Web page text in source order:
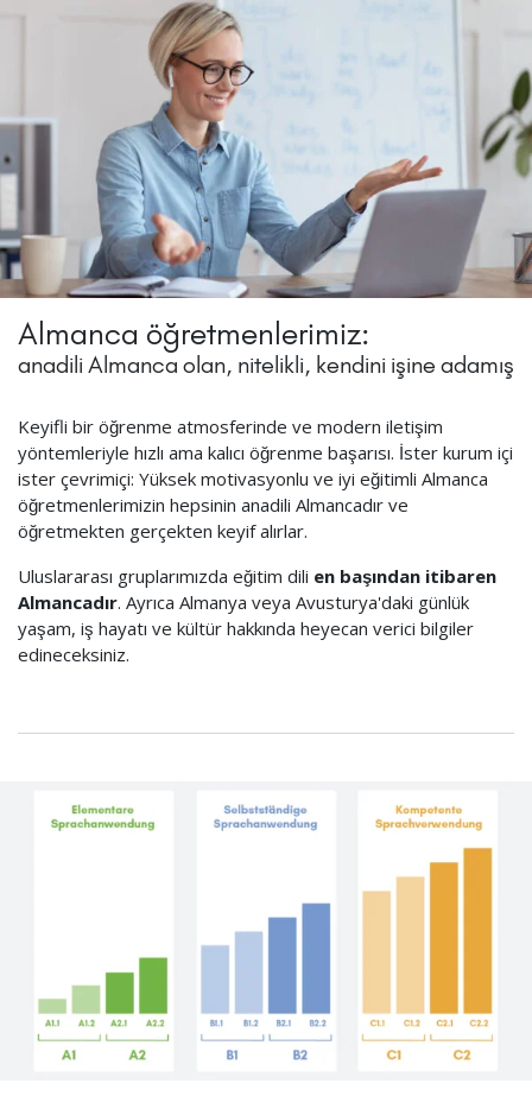
Almanca öğretmenlerimiz:
anadili Almanca olan, nitelikli, kendini işine adamış
Keyifli bir öğrenme atmosferinde ve modern iletişim
yöntemleriyle hızlı ama kalıcı öğrenme başarısı. İster kurum içi
ister çevrimiçi: Yüksek motivasyonlu ve iyi eğitimli Almanca
öğretmenlerimizin hepsinin anadili Almancadır ve
öğretmekten gerçekten keyif alırlar.
Uluslararası gruplarımızda eğitim dili en başından itibaren
Almancadır. Ayrıca Almanya veya Avusturya'daki günlük
yaşam, iş hayatı ve kültür hakkında heyecan verici bilgiler
edineceksiniz.